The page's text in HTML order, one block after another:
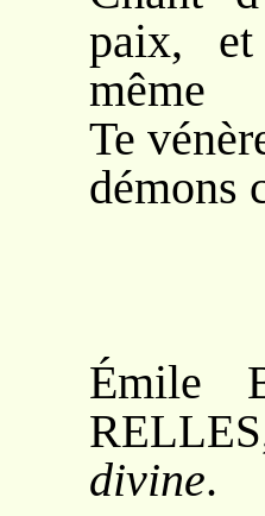
paix, et
même
Te
démons
Émile
RELLES
divine.